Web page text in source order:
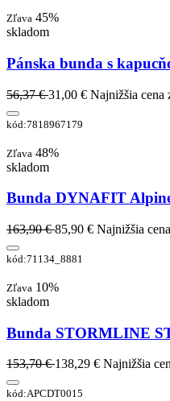
Zľava 45%
skladom
Pánska bunda s
56,37 €31,00 € Najnižšia cena
kód:7818967179
Zľava 48%
skladom
Bunda DYNAFIT
163,90 €85,90 € Najnižšia
kód:71134_8881
Zľava 10%
skladom
Bunda STORMLINE
153,70 €138,29 € Najnižšia
kód:APCDT0015